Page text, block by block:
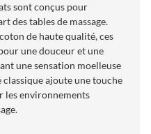
sont conçus pour
des tables de massage.
de haute qualité, ces
une douceur et une
une sensation moelleuse
ajoute une touche
les environnements